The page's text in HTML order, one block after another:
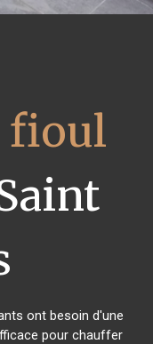
fioul
ont besoin d'une
pour chauffer